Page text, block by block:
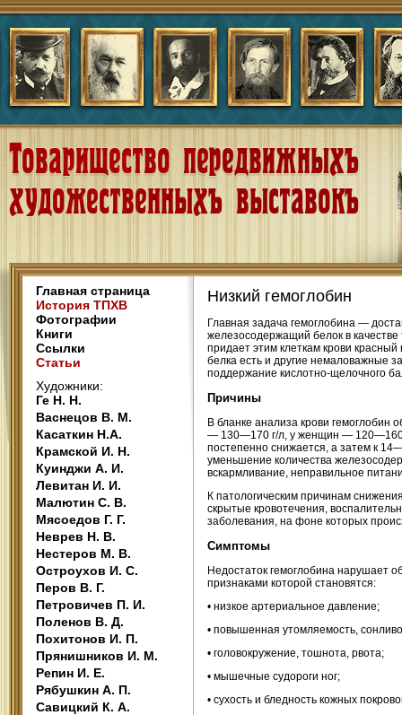
Главная страница
История ТПХВ
Фотографии
Книги
Ссылки
Статьи
Художники:
Ге Н. Н.
Васнецов В. М.
Касаткин Н.А.
Крамской И. Н.
Куинджи А. И.
Левитан И. И.
Малютин С. В.
Мясоедов Г. Г.
Неврев Н. В.
Нестеров М. В.
Остроухов И. С.
Перов В. Г.
Петровичев П. И.
Поленов В. Д.
Похитонов И. П.
Прянишников И. М.
Репин И. Е.
Рябушкин А. П.
Савицкий К. А.
Низкий гемоглобин
Главная задача гемоглобина —
железосодержащий белок в
придает этим клеткам крови
белка есть и другие немаловажные
поддержание кислотно-щелочного
Причины
В бланке анализа крови
— 130—170 г/л, у женщин — 120—160
постепенно снижается, а затем к
уменьшение количества
вскармливание, неправильное
К патологическим причинам
скрытые кровотечения,
заболевания, на фоне которых
Симптомы
Недостаток гемоглобина нарушает
признаками которой становятся:
• низкое артериальное давление;
• повышенная утомляемость,
• головокружение, тошнота, рвота;
• мышечные судороги ног;
• сухость и бледность кожных